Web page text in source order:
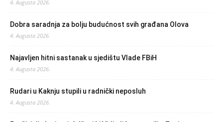
4. Augusta 2026.
Dobra saradnja za bolju budućnost svih građana Olova
4. Augusta 2026.
Najavljen hitni sastanak u sjedištu Vlade FBiH
4. Augusta 2026.
Rudari u Kaknju stupili u radnički neposluh
4. Augusta 2026.